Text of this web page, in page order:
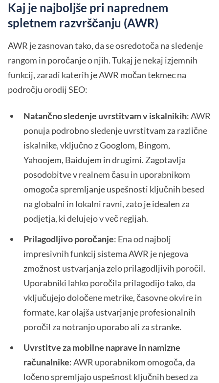
Kaj je najboljše pri naprednem
spletnem razvrščanju (AWR)
AWR je zasnovan tako, da se osredotoča na sledenje
rangom in poročanje o njih. Tukaj je nekaj izjemnih
funkcij, zaradi katerih je AWR močan tekmec na
področju orodij SEO:
Natančno sledenje uvrstitvam v iskalnikih: AWR
ponuja podrobno sledenje uvrstitvam za različne
iskalnike, vključno z Googlom, Bingom,
Yahoojem, Baidujem in drugimi. Zagotavlja
posodobitve v realnem času in uporabnikom
omogoča spremljanje uspešnosti ključnih besed
na globalni in lokalni ravni, zato je idealen za
podjetja, ki delujejo v več regijah.
Prilagodljivo poročanje: Ena od najbolj
impresivnih funkcij sistema AWR je njegova
zmožnost ustvarjanja zelo prilagodljivih poročil.
Uporabniki lahko poročila prilagodijo tako, da
vključujejo določene metrike, časovne okvire in
formate, kar olajša ustvarjanje profesionalnih
poročil za notranjo uporabo ali za stranke.
Uvrstitve za mobilne naprave in namizne
računalnike: AWR uporabnikom omogoča, da
ločeno spremljajo uspešnost ključnih besed za